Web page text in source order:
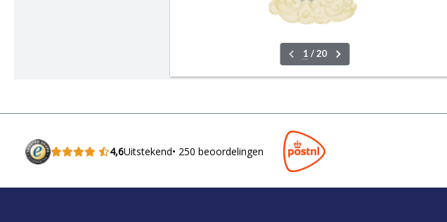
4,6Uitstekend• 250 beoordelingen